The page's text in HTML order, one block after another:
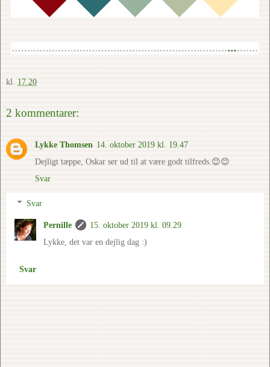
kl. 17.20
2 kommentarer:
Lykke Thomsen 14. oktober 2019 kl. 19.47
Dejligt tæppe, Oskar ser ud til at være godt tilfreds.😊😊
Svar
Svar
Pernille
15. oktober 2019 kl. 09.29
Lykke, det var en dejlig dag :)
Svar